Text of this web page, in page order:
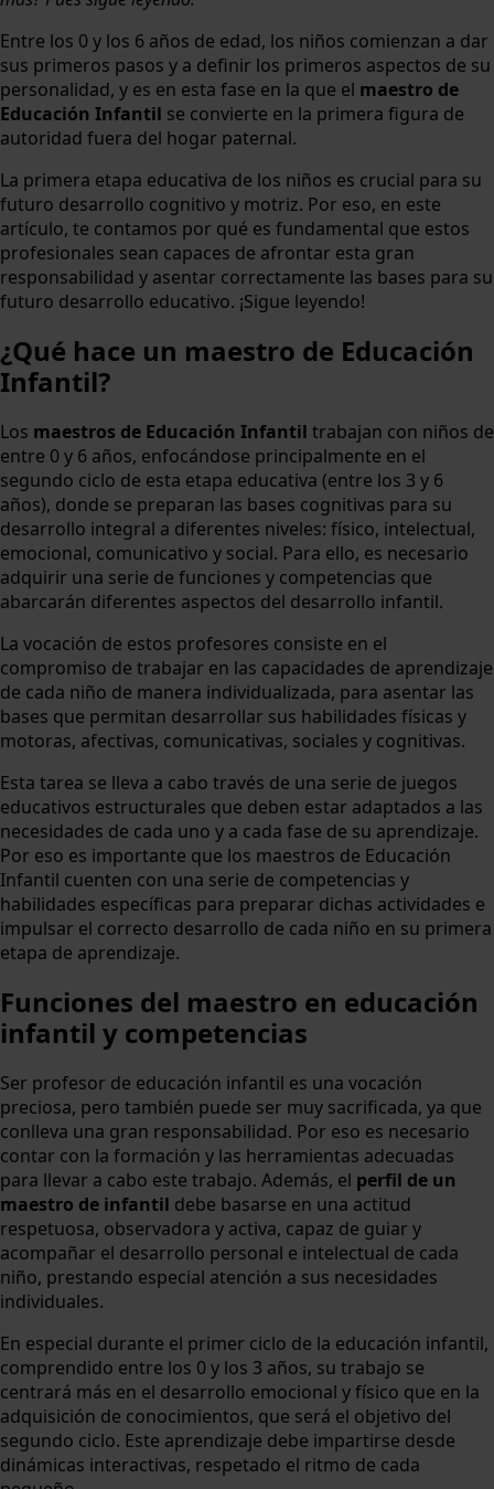
Entre los 0 y los 6 años de edad, los niños comienzan a dar
sus primeros pasos y a definir los primeros aspectos de su
personalidad, y es en esta fase en la que el maestro de
Educación Infantil se convierte en la primera figura de
autoridad fuera del hogar paternal.
La primera etapa educativa de los niños es crucial para su
futuro desarrollo cognitivo y motriz. Por eso, en este
artículo, te contamos por qué es fundamental que estos
profesionales sean capaces de afrontar esta gran
responsabilidad y asentar correctamente las bases para su
futuro desarrollo educativo. ¡Sigue leyendo!
¿Qué hace un maestro de Educación
Infantil?
Los maestros de Educación Infantil trabajan con niños de
entre 0 y 6 años, enfocándose principalmente en el
segundo ciclo de esta etapa educativa (entre los 3 y 6
años), donde se preparan las bases cognitivas para su
desarrollo integral a diferentes niveles: físico, intelectual,
emocional, comunicativo y social. Para ello, es necesario
adquirir una serie de funciones y competencias que
abarcarán diferentes aspectos del desarrollo infantil.
La vocación de estos profesores consiste en el
compromiso de trabajar en las capacidades de aprendizaje
de cada niño de manera individualizada, para asentar las
bases que permitan desarrollar sus habilidades físicas y
motoras, afectivas, comunicativas, sociales y cognitivas.
Esta tarea se lleva a cabo través de una serie de juegos
educativos estructurales que deben estar adaptados a las
necesidades de cada uno y a cada fase de su aprendizaje.
Por eso es importante que los maestros de Educación
Infantil cuenten con una serie de competencias y
habilidades específicas para preparar dichas actividades e
impulsar el correcto desarrollo de cada niño en su primera
etapa de aprendizaje.
Funciones del maestro en educación
infantil y competencias
Ser profesor de educación infantil es una vocación
preciosa, pero también puede ser muy sacrificada, ya que
conlleva una gran responsabilidad. Por eso es necesario
contar con la formación y las herramientas adecuadas
para llevar a cabo este trabajo. Además, el perfil de un
maestro de infantil debe basarse en una actitud
respetuosa, observadora y activa, capaz de guiar y
acompañar el desarrollo personal e intelectual de cada
niño, prestando especial atención a sus necesidades
individuales.
En especial durante el primer ciclo de la educación infantil,
comprendido entre los 0 y los 3 años, su trabajo se
centrará más en el desarrollo emocional y físico que en la
adquisición de conocimientos, que será el objetivo del
segundo ciclo. Este aprendizaje debe impartirse desde
dinámicas interactivas, respetado el ritmo de cada